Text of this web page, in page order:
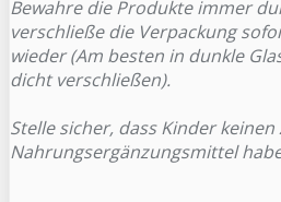
Bewahre die Produkte immer
verschließe die Verpackung
wieder (Am besten in dunkle
dicht verschließen).
Stelle sicher, dass Kinder
Nahrungsergänzungsmittel